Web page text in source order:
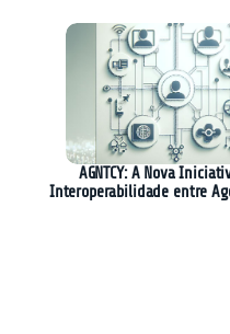
AGNTCY: A Nova
Interoperabilidade entre